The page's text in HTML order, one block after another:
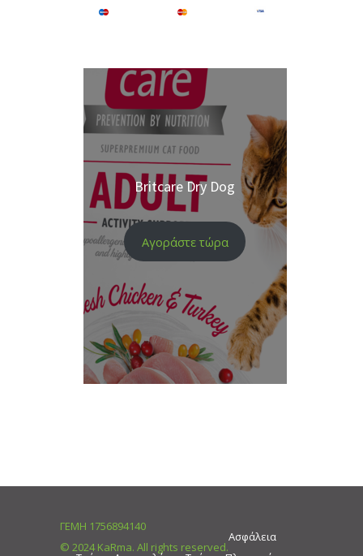
Britcare Dry Dog
Αγοράστε τώρα
ΓΕΜΗ 1756894140
© 2024 KaRma. All rights reserved.
Ασφάλεια